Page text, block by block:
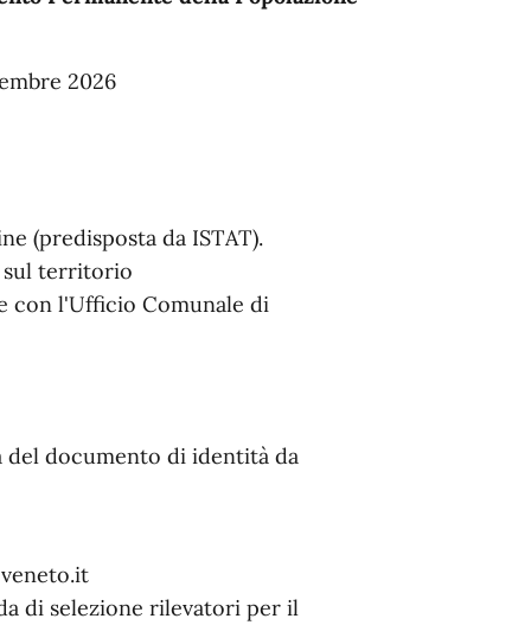
2026
(predisposta da ISTAT).
sul territorio
con l'Ufficio Comunale di
del documento di identità da
di selezione rilevatori per il